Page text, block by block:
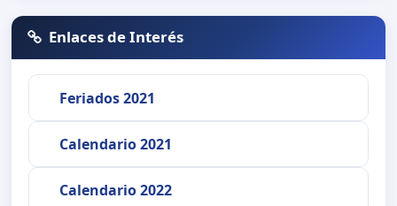
Enlaces de Interés
Feriados 2021
Calendario 2021
Calendario 2022